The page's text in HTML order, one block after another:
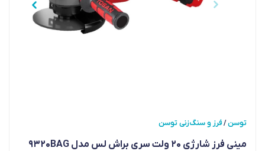
توسن/فرز و سنگ‌زنی توسن
مینی فرز شارژی 20 ولت سری براش لس مدل 9320BAG